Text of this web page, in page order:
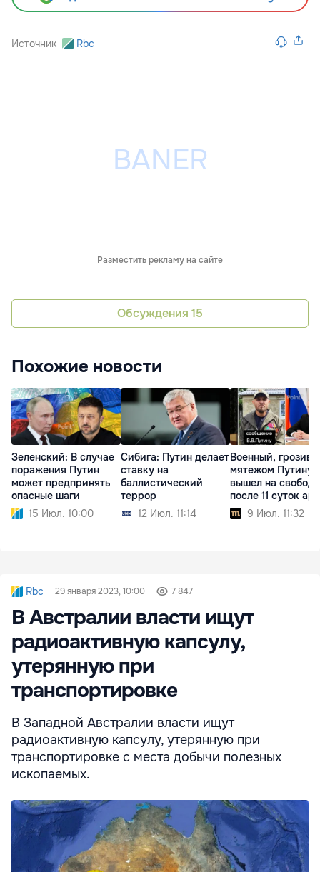
Источник Rbc
Разместить рекламу на сайте
Обсуждения 15
Похожие новости
Зеленский: В случае
поражения Путин
может предпринять
опасные шаги
15 Июл. 10:00
Сибига: Путин делает
ставку на
баллистический
террор
12 Июл. 11:14
Военный,
мятежом Путину,
вышел на свободу
после 11 суток
9 Июл. 11:32
Rbc 29 января 2023, 10:00 7 847
В Австралии власти ищут
радиоактивную капсулу,
утерянную при
транспортировке
В Западной Австралии власти ищут
радиоактивную капсулу, утерянную при
транспортировке с места добычи полезных
ископаемых.